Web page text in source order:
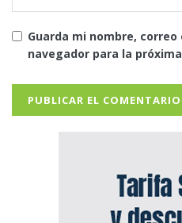
Guarda mi nombre,
navegador para la